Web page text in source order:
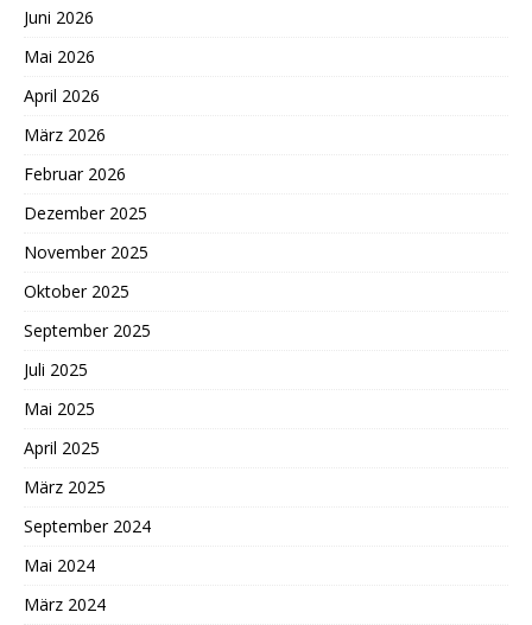
Juni 2026
Mai 2026
April 2026
März 2026
Februar 2026
Dezember 2025
November 2025
Oktober 2025
September 2025
Juli 2025
Mai 2025
April 2025
März 2025
September 2024
Mai 2024
März 2024